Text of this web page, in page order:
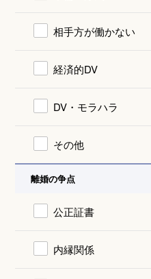
相手方が働かない
経済的DV
DV・モラハラ
その他
離婚の争点
公正証書
内縁関係